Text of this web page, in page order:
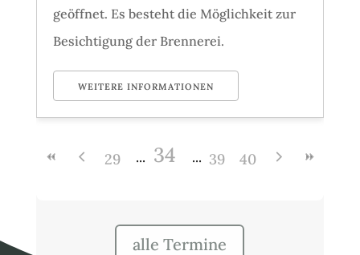
geöffnet. Es besteht die Möglichkeit zur
Besichtigung der Brennerei.
WEITERE INFORMATIONEN
29 34 39 40
alle Termine